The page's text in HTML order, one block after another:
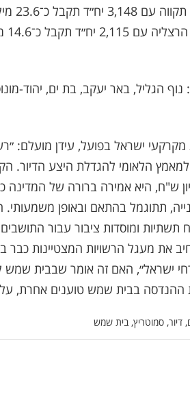
נוף הגליל, באר יעקב, בת ים, יהוד-
ישראל בפועל, עידן מועלם:
למאמץ הלאומי להגדלת היצע הדיור.
של למעלה מ-200 מיליון ש"ח, היא אמירה ברורה
תתוגמל בהתאם ובאופן
תשתיות ומוסדות ציבור עבור
את מעגל הרשויות המצטיינות כבר
ישראל״, האם זה אומר שבבית
ההנדסה בבית שמש טוענים אחרת,
דיור, סמוטריץ, בית שמש